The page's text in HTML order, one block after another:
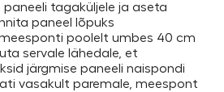
paneeli tagaküljele ja aseta
paneel lõpuks
poolelt umbes 40 cm
servale lähedale, et
järgmise paneeli naispondi
vasakult paremale, meespont